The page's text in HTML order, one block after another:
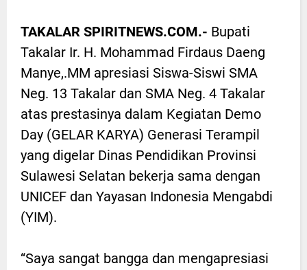
TAKALAR SPIRITNEWS.COM.- Bupati
Takalar Ir. H. Mohammad Firdaus Daeng
Manye,.MM apresiasi Siswa-Siswi SMA
Neg. 13 Takalar dan SMA Neg. 4 Takalar
atas prestasinya dalam Kegiatan Demo
Day (GELAR KARYA) Generasi Terampil
yang digelar Dinas Pendidikan Provinsi
Sulawesi Selatan bekerja sama dengan
UNICEF dan Yayasan Indonesia Mengabdi
(YIM).
“Saya sangat bangga dan mengapresiasi